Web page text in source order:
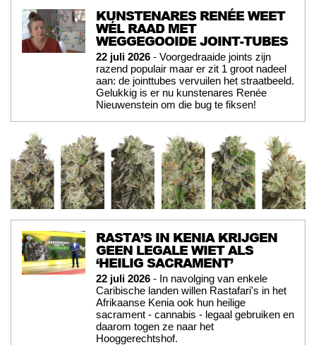
KUNSTENARES RENÉE WEET
WÉL RAAD MET
WEGGEGOOIDE JOINT-TUBES
22 juli 2026 - Voorgedraaide joints zijn
razend populair maar er zit 1 groot nadeel
aan: de jointtubes vervuilen het straatbeeld.
Gelukkig is er nu kunstenares Renée
Nieuwenstein om die bug te fiksen!
RASTA’S IN KENIA KRIJGEN
GEEN LEGALE WIET ALS
‘HEILIG SACRAMENT’
22 juli 2026 - In navolging van enkele
Caribische landen willen Rastafari's in het
Afrikaanse Kenia ook hun heilige
sacrament - cannabis - legaal gebruiken en
daarom togen ze naar het
Hooggerechtshof.